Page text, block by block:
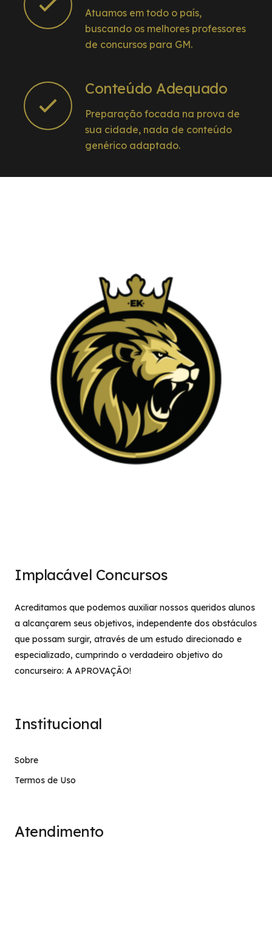
Atuamos em todo o país,
buscando os melhores professores
de concursos para GM.
Conteúdo Adequado
Preparação focada na prova de
sua cidade, nada de conteúdo
genérico adaptado.
Implacável Concursos
Acreditamos que podemos auxiliar nossos queridos alunos
a alcançarem seus objetivos, independente dos obstáculos
que possam surgir, através de um estudo direcionado e
especializado, cumprindo o verdadeiro objetivo do
concurseiro: A APROVAÇÃO!
Institucional
Sobre
Termos de Uso
Atendimento